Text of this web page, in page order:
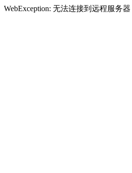
WebException: 无法连接到远程服务器